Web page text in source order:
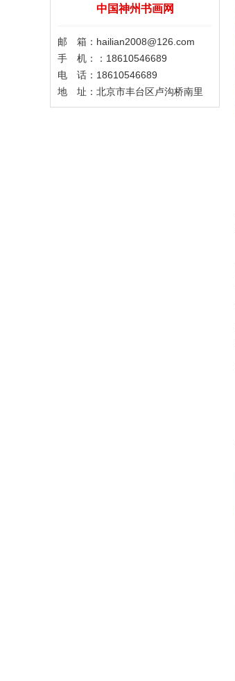
中国神州书画网
邮 箱：hailian2008@126.com
手 机：：18610546689
电 话：18610546689
地 址：北京市丰台区卢沟桥南里